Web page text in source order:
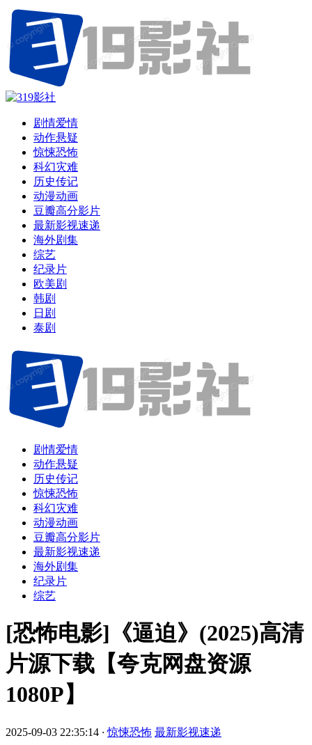
剧情爱情
动作悬疑
惊悚恐怖
科幻灾难
历史传记
动漫动画
豆瓣高分影片
最新影视速递
海外剧集
综艺
纪录片
欧美剧
韩剧
日剧
泰剧
剧情爱情
动作悬疑
历史传记
惊悚恐怖
科幻灾难
动漫动画
豆瓣高分影片
最新影视速递
海外剧集
纪录片
综艺
[恐怖电影]《逼迫》(2025)高清
片源下载【夸克网盘资源
1080P】
2025-09-03 22:35:14 · 惊悚恐怖 最新影视速递